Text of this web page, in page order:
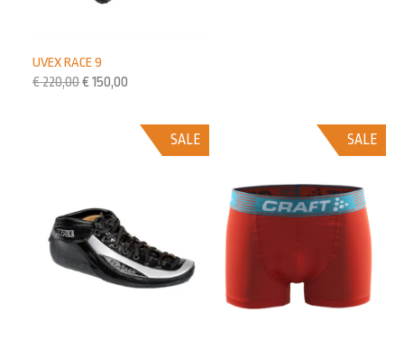
UVEX RACE 9
€220,00€ 150,00
SALE
SALE